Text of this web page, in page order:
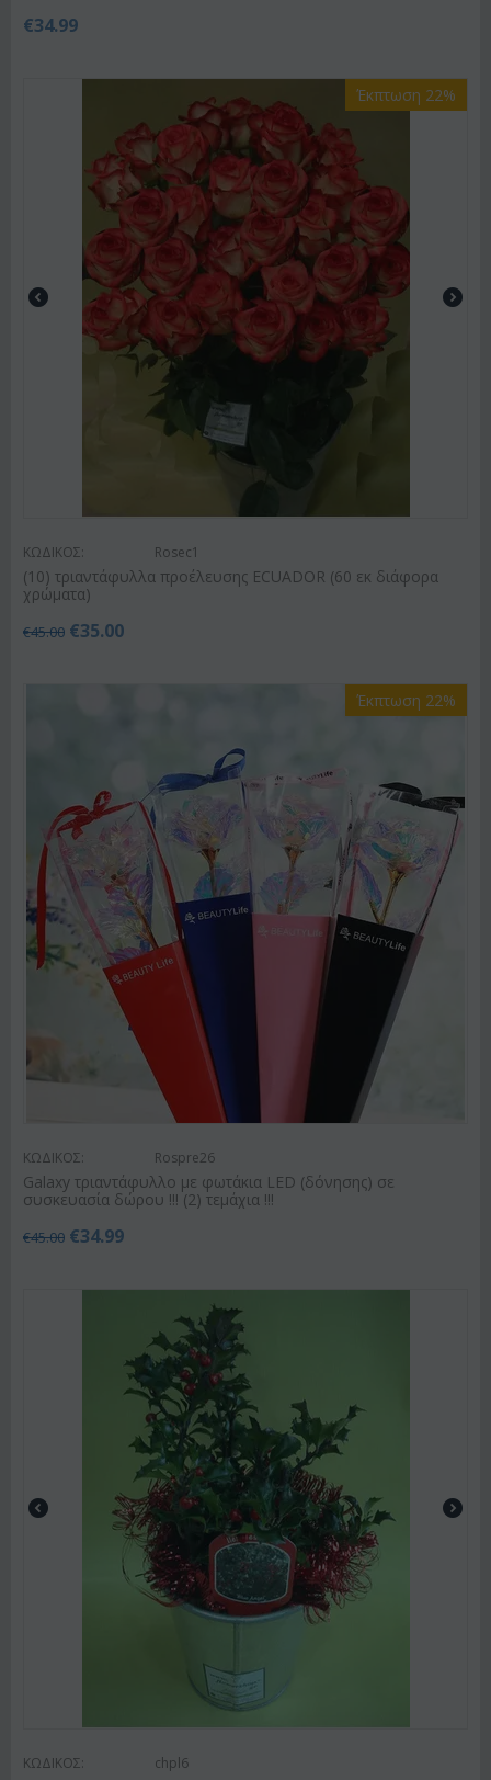
€34.99
Έκπτωση 22%
ΚΩΔΙΚΟΣ: Rosec1
(10) τριαντάφυλλα προέλευσης ECUADOR (60 εκ διάφορα
χρώματα)
€45.00 €35.00
Έκπτωση 22%
ΚΩΔΙΚΟΣ: Rospre26
Galaxy τριαντάφυλλο με φωτάκια LED (δόνησης) σε
συσκευασία δώρου !!! (2) τεμάχια !!!
€45.00 €34.99
ΚΩΔΙΚΟΣ: chpl6